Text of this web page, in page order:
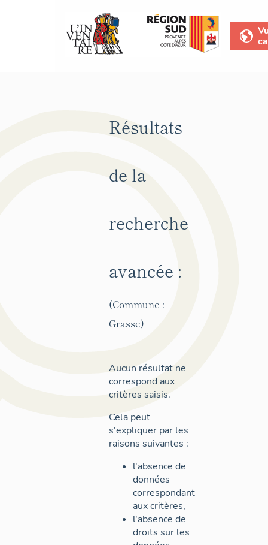
Résultats
de la
recherche
avancée :
(Commune :
Grasse)
Aucun résultat ne
correspond aux
critères saisis.
Cela peut
s'expliquer par les
raisons suivantes :
l'absence de
données
correspondant
aux critères,
l'absence de
droits sur les